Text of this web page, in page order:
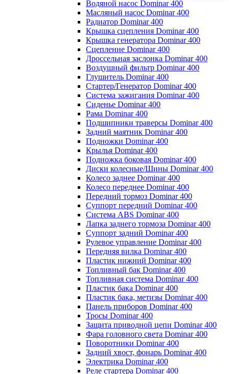
Водяной насос Dominar 400
Масляный насос Dominar 400
Радиатор Dominar 400
Крышка сцепления Dominar 400
Крышка генератора Dominar 400
Сцепление Dominar 400
Дроссельная заслонка Dominar 400
Воздушный фильтр Dominar 400
Глушитель Dominar 400
Стартер/Генератор Dominar 400
Система зажигания Dominar 400
Сиденье Dominar 400
Рама Dominar 400
Подшипники траверсы Dominar 400
Задний маятник Dominar 400
Подножки Dominar 400
Крылья Dominar 400
Подножка боковая Dominar 400
Диски колесные/Шины Dominar 400
Колесо заднее Dominar 400
Колесо переднее Dominar 400
Передний тормоз Dominar 400
Суппорт передний Dominar 400
Система ABS Dominar 400
Лапка заднего тормоза Dominar 400
Суппорт задний Dominar 400
Рулевое управление Dominar 400
Передняя вилка Dominar 400
Пластик нижний Dominar 400
Топливный бак Dominar 400
Топливная система Dominar 400
Пластик бака Dominar 400
Пластик бака, метизы Dominar 400
Панель приборов Dominar 400
Тросы Dominar 400
Защита приводной цепи Dominar 400
Фара головного света Dominar 400
Поворотники Dominar 400
Задний хвост, фонарь Dominar 400
Электрика Dominar 400
Реле стартера Dominar 400